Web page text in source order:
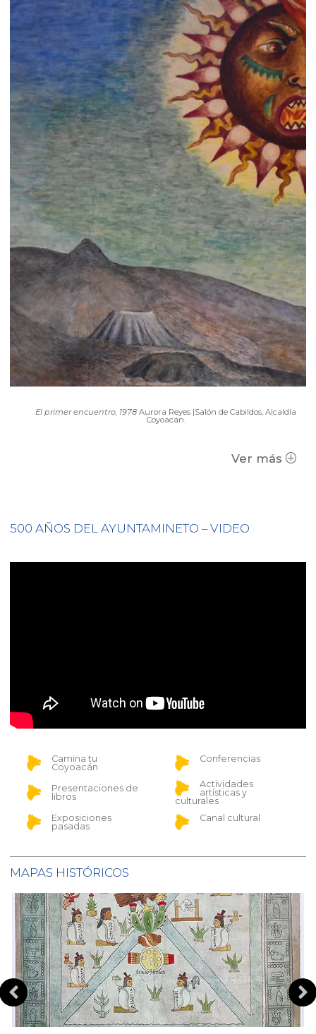
El primer encuentro, 1978 Aurora Reyes |Salón de Cabildos, Alcaldía
Coyoacán.
Ver más
500 AÑOS DEL AYUNTAMINETO – VIDEO
Camina tu
Coyoacán
Conferencias
Presentaciones de
libros
Actividades
artísticas y
culturales
Exposiciones
pasadas
Canal cultural
MAPAS HISTÓRICOS